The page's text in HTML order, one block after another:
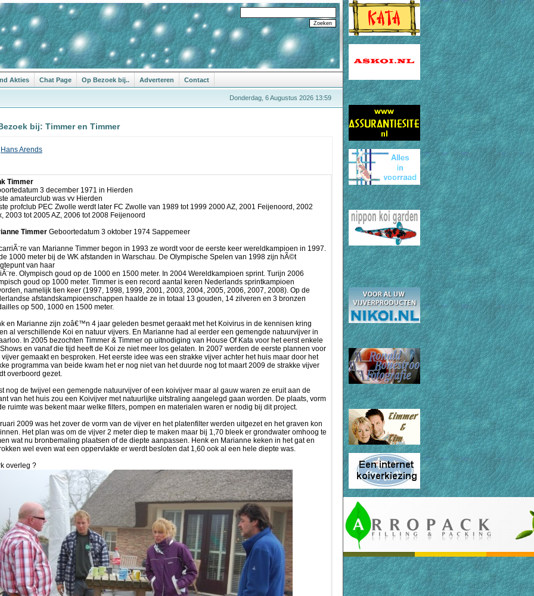
Akties Chat Page Op Bezoek bij.. Adverteren Contact
Donderdag, 6 Augustus 2026 13:59
bij: Timmer en Timmer
Hans Arends
Timmer
3 december 1971 in Hierden
amateurclub was vv Hierden
profclub PEC Zwolle werdt later FC Zwolle van 1989 tot 1999 2000 AZ, 2001 Feijenoord, 2002
2003 tot 2005 AZ, 2006 tot 2008 Feijenoord
Timmer Geboortedatum 3 oktober 1974 Sappemeer
van Marianne Timmer begon in 1993 ze wordt voor de eerste keer wereldkampioen in 1997.
1000 meter bij de WK afstanden in Warschau. De Olympische Spelen van 1998 zijn hÃ©t
van haar
Olympisch goud op de 1000 en 1500 meter. In 2004 Wereldkampioen sprint. Turijn 2006
goud op 1000 meter. Timmer is een record aantal keren Nederlands sprintkampioen
namelijk tien keer (1997, 1998, 1999, 2001, 2003, 2004, 2005, 2006, 2007, 2008). Op de
afstandskampioenschappen haalde ze in totaal 13 gouden, 14 zilveren en 3 bronzen
op 500, 1000 en 1500 meter.
en Marianne zijn zoâ€™n 4 jaar geleden besmet geraakt met het Koivirus in de kennisen kring
al verschillende Koi en natuur vijvers. En Marianne had al eerder een gemengde natuurvijver in
In 2005 bezochten Timmer & Timmer op uitnodiging van House Of Kata voor het eerst enkele
en vanaf die tijd heeft de Koi ze niet meer los gelaten. In 2007 werden de eerste plannen voor
vijver gemaakt en besproken. Het eerste idee was een strakke vijver achter het huis maar door het
programma van beide kwam het er nog niet van het duurde nog tot maart 2009 de strakke vijver
overboord gezet.
nog de twijvel een gemengde natuurvijver of een koivijver maar al gauw waren ze eruit aan de
van het huis zou een Koivijver met natuurlijke uitstraling aangelegd gaan worden. De plaats, vorm
ruimte was bekent maar welke filters, pompen en materialen waren er nodig bij dit project.
2009 was het zover de vorm van de vijver en het platenfilter werden uitgezet en het graven kon
Het plan was om de vijver 2 meter diep te maken maar bij 1,70 bleek er grondwater omhoog te
wat nu bronbemaling plaatsen of de diepte aanpassen. Henk en Marianne keken in het gat en
wel even wat een oppervlakte er werdt besloten dat 1,60 ook al een hele diepte was.
overleg ?